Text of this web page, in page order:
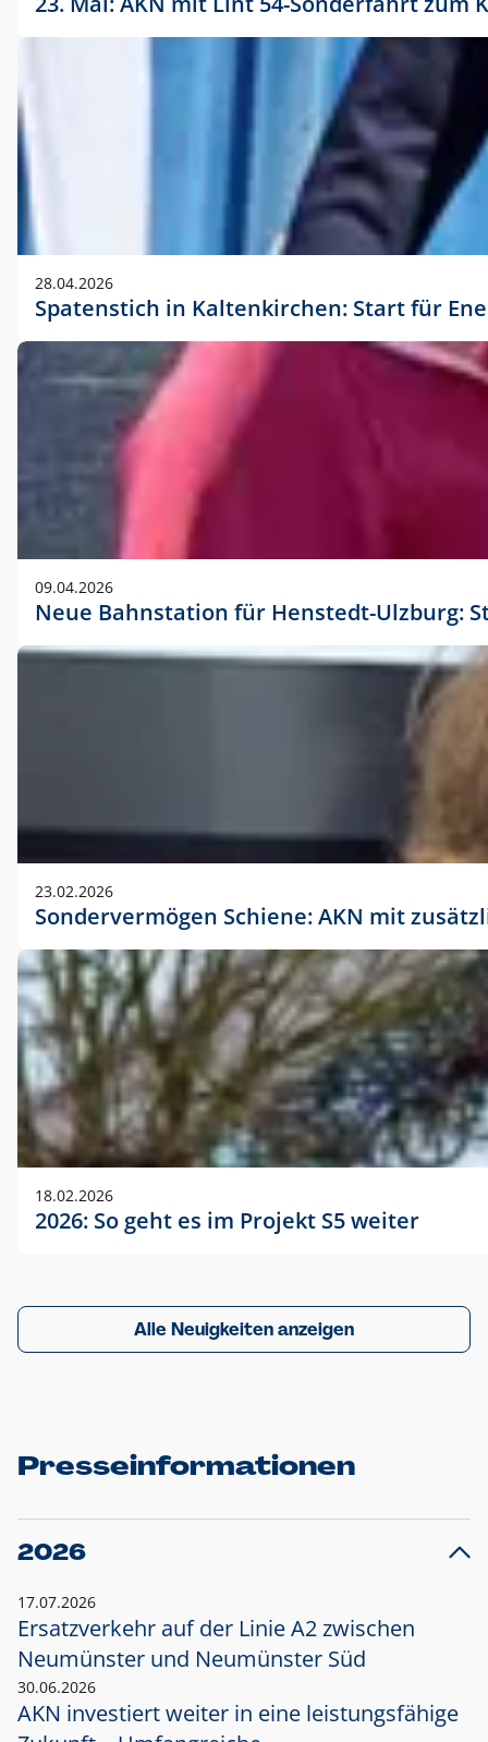
28.04.2026
Spatenstich in Kaltenkirchen: Start für
09.04.2026
Neue Bahnstation für Henstedt-Ulzburg:
23.02.2026
Sondervermögen Schiene: AKN mit
18.02.2026
2026: So geht es im Projekt S5 weiter
Alle Neuigkeiten anzeigen
Presseinformationen
2026
17.07.2026
Ersatzverkehr auf der Linie A2 zwischen
Neumünster und Neumünster Süd
30.06.2026
AKN investiert weiter in eine leistungsfähige